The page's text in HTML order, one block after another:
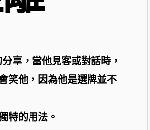
享，當他見客或對話時，
笑他，因為他是選牌並不
特的用法。